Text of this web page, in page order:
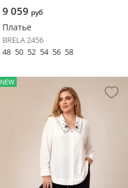
9 059 руб
Платье
BRELA 2456
48 50 52 54 56 58
NEW